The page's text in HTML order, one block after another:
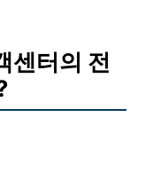
센터의 전